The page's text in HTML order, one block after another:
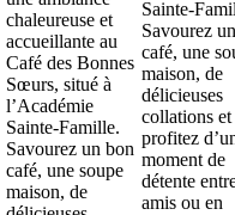
chaleureuse et
accueillante au
Café des Bonnes
Sœurs, situé à
l’Académie
Sainte-Famille.
Savourez un bon
café, une soupe
maison, de
Sainte-
Savourez
café, une
maison, de
délicieuses
collations et
profitez
moment de
détente
amis ou en